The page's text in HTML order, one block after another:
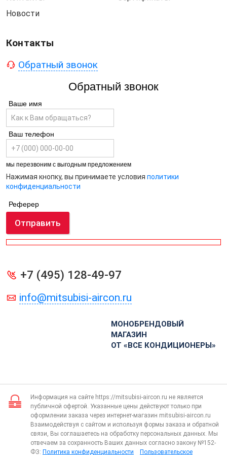
Новости
Контакты
Обратный звонок
Обратный звонок
Ваше имя
Ваш телефон
мы перезвоним с выгодным предложением
Нажимая кнопку, вы принимаете условия политики
конфиденциальности
Реферер
Отправить
+7 (495) 128-49-97
info@mitsubisi-aircon.ru
МОНОБРЕНДОВЫЙ
МАГАЗИН
ОТ «ВСЕ КОНДИЦИОНЕРЫ»
Информация на сайте https://mitsubisi-aircon.ru не является
публичной офертой. Указанные цены действуют только при
оформлении заказа через интернет-магазин mitsubisi-aircon.ru
Взаимодействуя с сайтом и используя формы заказа и обратной
связи, Вы соглашаетесь на обработку персональных данных. Мы
отвечаем за сохранность Ваших данных согласно закону №152-
ФЗ: Политика конфиденциальности Пользовательское